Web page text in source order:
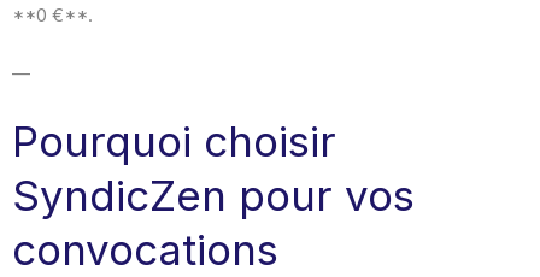
**0 €**.
—
Pourquoi choisir
SyndicZen pour vos
convocations